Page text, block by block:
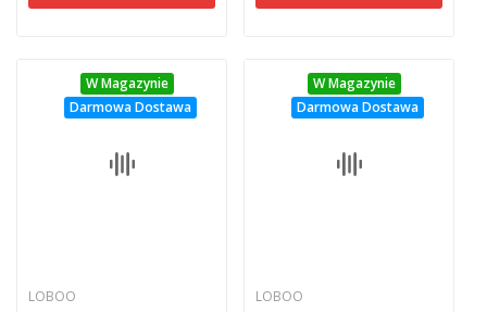
W Magazynie
Darmowa Dostawa
LOBOO
W Magazynie
Darmowa Dostawa
LOBOO